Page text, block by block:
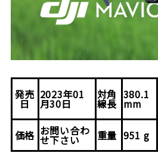
発売
日
2023年01
月30日
対角
線長
380.1
mm
価格 お問い合わ
せ下さい 重量 951 g